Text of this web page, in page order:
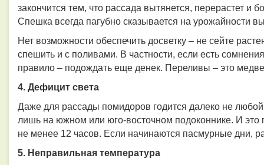
закончится тем, что рассада вытянется, перерастет и
Спешка всегда пагубно сказывается на урожайности
Нет возможности обеспечить досветку – не сейте
спешить и с поливами. В частности, если есть
правило – подождать еще денек. Переливы – это
4. Дефицит света
Даже для рассады помидоров годится далеко не
лишь на южном или юго-восточном подоконнике. И это
не менее 12 часов. Если начинаются пасмурные дни,
5. Неправильная температура